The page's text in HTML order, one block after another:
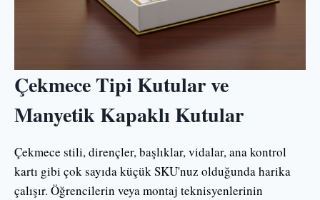
Çekmece Tipi Kutular ve
Manyetik Kapaklı Kutular
Çekmece stili, dirençler, başlıklar, vidalar, ana kontrol
kartı gibi çok sayıda küçük SKU'nuz olduğunda harika
çalışır. Öğrencilerin veya montaj teknisyenlerinin